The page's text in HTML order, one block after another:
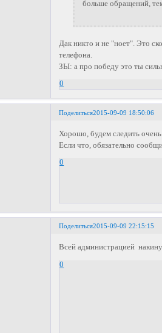
больше обращений,
Дак никто и не "ноет". Это
телефона.
ЗЫ: а про победу это ты
0
Поделиться2015-09-09 18:50:06
Хорошо, будем следить
Если что, обязательно
0
Поделиться2015-09-09 22:15:15
Всей администрацией
0